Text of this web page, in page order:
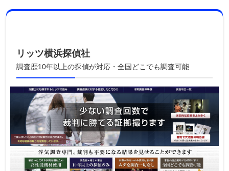
リッツ横浜探偵社
調査歴10年以上の探偵が対応・全国どこでも調査可能